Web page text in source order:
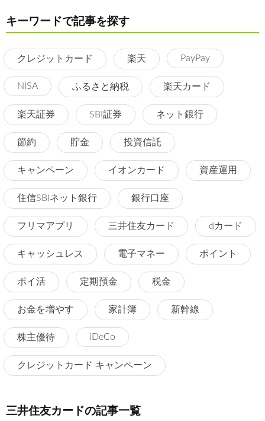
キーワードで記事を探す
クレジットカード 楽天 PayPay
NISA ふるさと納税 楽天カード
楽天証券 SBI証券 ネット銀行
節約 貯金 投資信託
キャンペーン イオンカード 資産運用
住信SBIネット銀行 銀行口座
フリマアプリ 三井住友カード dカード
キャッシュレス 電子マネー ポイント
ポイ活 定期預金 税金
お金を増やす 家計簿 新幹線
株主優待 iDeCo
クレジットカード キャンペーン
三井住友カードの記事一覧